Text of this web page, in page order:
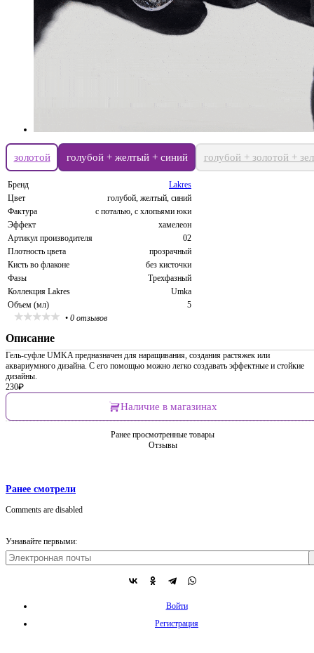
золотой голубой + желтый + синий голубой + золотой +
Бренд
Lakres
Цвет
голубой, желтый, синий
Фактура
с поталью, с хлопьями юки
Эффект
хамелеон
Артикул производителя
02
Плотность цвета
прозрачный
Кисть во флаконе
без кисточки
Фазы
Трехфазный
Коллекция Lakres
Umka
Объем (мл)
5
• 0 отзывов
Описание
Гель-суфле UMKA предназначен для наращивания, создания растяжек или
аквариумного дизайна. С его помощью можно легко создавать эффектные и стойкие
дизайны.
230₽
Наличие в магазинах
Ранее просмотренные товары
Отзывы
Ранее смотрели
Comments are disabled
Узнавайте первыми:
Войти
Регистрация